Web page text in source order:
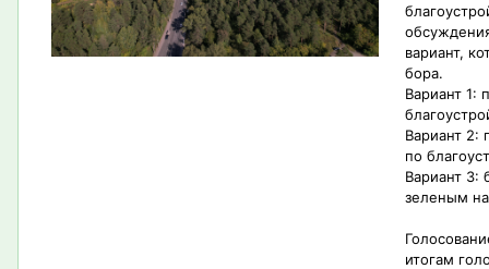
вариант,
бора.
Вариант 1:
Вариант 2:
по
Вариант 3:
зеленым
итогам